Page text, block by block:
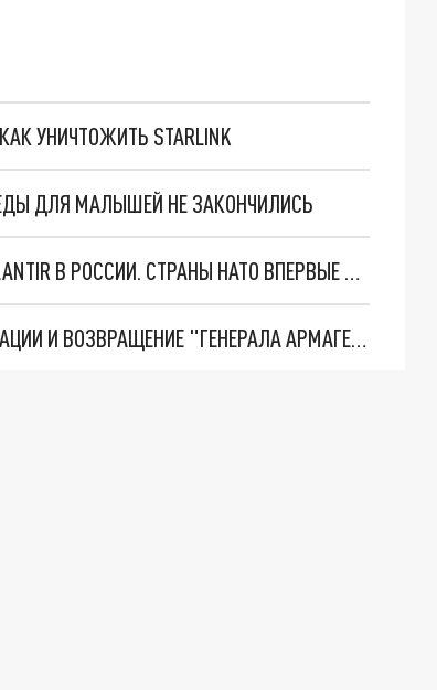
УНИЧТОЖИТЬ STARLINK
ДЛЯ МАЛЫШЕЙ НЕ ЗАКОНЧИЛИСЬ
"ОЧЕНЬ ПЛОХИЕ НОВОСТИ": БОЛЬШАЯ ОШИБКА PALANTIR В РОССИИ. СТРАНЫ НАТО ВПЕРВЫЕ ЗА СВО ОСТАНОВИЛИ ПОСТАВКИ ОРУЖИЯ. ВСУ ТЕРЯЮТ ПРИГРАНИЧЬЕ?
ТРИ ГЛАВНЫХ ИНСАЙДА ОБ СВО. ОТМЕНА МОБИЛИЗАЦИИ И ВОЗВРАЩЕНИЕ "ГЕНЕРАЛА АРМАГЕДДОНА"? ОТЛИЧНЫЕ НОВОСТИ, КОТОРЫЕ ЖДАЛИ ВСЕ